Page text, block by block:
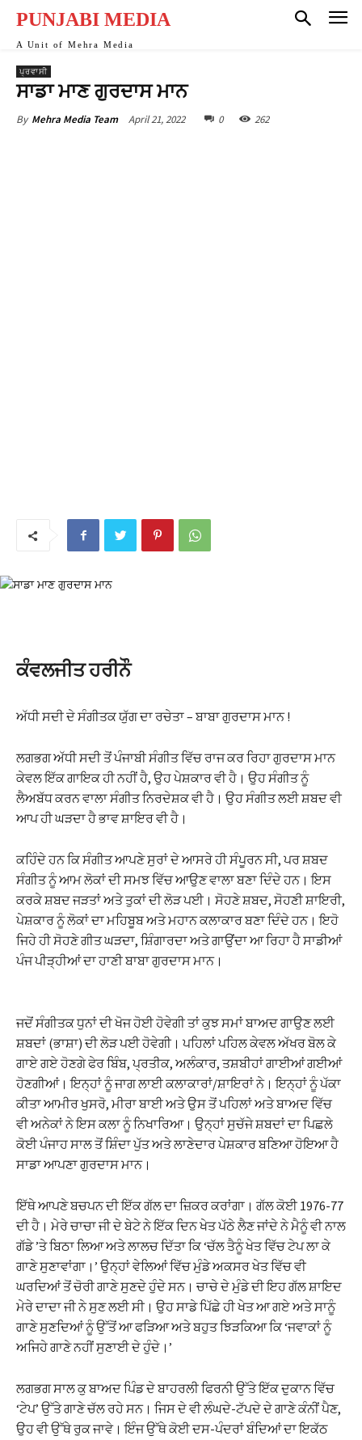
PUNJABI MEDIA
A Unit of Mehra Media
ਪ੍ਰਵਾਸੀ
ਸਾਡਾ ਮਾਣ ਗੁਰਦਾਸ ਮਾਨ
By Mehra Media Team April 21, 2022 0 262
ਕੰਵਲਜੀਤ ਹਰੀਨੌ
ਅੱਧੀ ਸਦੀ ਦੇ ਸੰਗੀਤਕ ਯੁੱਗ ਦਾ ਰਚੇਤਾ – ਬਾਬਾ ਗੁਰਦਾਸ ਮਾਨ !
ਲਗਭਗ ਅੱਧੀ ਸਦੀ ਤੋਂ ਪੰਜਾਬੀ ਸੰਗੀਤ ਵਿੱਚ ਰਾਜ ਕਰ ਰਿਹਾ ਗੁਰਦਾਸ ਮਾਨ
ਕੇਵਲ ਇੱਕ ਗਾਇਕ ਹੀ ਨਹੀਂ ਹੈ, ਉਹ ਪੇਸ਼ਕਾਰ ਵੀ ਹੈ। ਉਹ ਸੰਗੀਤ ਨੂੰ
ਲੈਅਬੱਧ ਕਰਨ ਵਾਲਾ ਸੰਗੀਤ ਨਿਰਦੇਸ਼ਕ ਵੀ ਹੈ। ਉਹ ਸੰਗੀਤ ਲਈ ਸ਼ਬਦ ਵੀ
ਆਪ ਹੀ ਘੜਦਾ ਹੈ ਭਾਵ ਸ਼ਾਇਰ ਵੀ ਹੈ।
ਕਹਿੰਦੇ ਹਨ ਕਿ ਸੰਗੀਤ ਆਪਣੇ ਸੁਰਾਂ ਦੇ ਆਸਰੇ ਹੀ ਸੰਪੂਰਨ ਸੀ, ਪਰ ਸ਼ਬਦ
ਸੰਗੀਤ ਨੂੰ ਆਮ ਲੋਕਾਂ ਦੀ ਸਮਝ ਵਿੱਚ ਆਉਣ ਵਾਲਾ ਬਣਾ ਦਿੰਦੇ ਹਨ। ਇਸ
ਕਰਕੇ ਸ਼ਬਦ ਜੜਤਾਂ ਅਤੇ ਤੁਕਾਂ ਦੀ ਲੋੜ ਪਈ। ਸੋਹਣੇ ਸ਼ਬਦ, ਸੋਹਣੀ ਸ਼ਾਇਰੀ,
ਪੇਸ਼ਕਾਰ ਨੂੰ ਲੋਕਾਂ ਦਾ ਮਹਿਬੂਬ ਅਤੇ ਮਹਾਨ ਕਲਾਕਾਰ ਬਣਾ ਦਿੰਦੇ ਹਨ। ਇਹੋ
ਜਿਹੇ ਹੀ ਸੋਹਣੇ ਗੀਤ ਘੜਦਾ, ਸ਼ਿੰਗਾਰਦਾ ਅਤੇ ਗਾਉਂਦਾ ਆ ਰਿਹਾ ਹੈ ਸਾਡੀਆਂ
ਪੰਜ ਪੀੜ੍ਹੀਆਂ ਦਾ ਹਾਣੀ ਬਾਬਾ ਗੁਰਦਾਸ ਮਾਨ।
ਜਦੋਂ ਸੰਗੀਤਕ ਧੁਨਾਂ ਦੀ ਖੋਜ ਹੋਈ ਹੋਵੇਗੀ ਤਾਂ ਕੁਝ ਸਮਾਂ ਬਾਅਦ ਗਾਉਣ ਲਈ
ਸ਼ਬਦਾਂ (ਭਾਸ਼ਾ) ਦੀ ਲੋੜ ਪਈ ਹੋਵੇਗੀ। ਪਹਿਲਾਂ ਪਹਿਲ ਕੇਵਲ ਅੱਖਰ ਬੋਲ ਕੇ
ਗਾਏ ਗਏ ਹੋਣਗੇ ਫੇਰ ਬਿੰਬ, ਪ੍ਰਤੀਕ, ਅਲੰਕਾਰ, ਤਸ਼ਬੀਹਾਂ ਗਾਈਆਂ ਗਈਆਂ
ਹੋਣਗੀਆਂ। ਇਨ੍ਹਾਂ ਨੂੰ ਜਾਗ ਲਾਈ ਕਲਾਕਾਰਾਂ/ਸ਼ਾਇਰਾਂ ਨੇ। ਇਨ੍ਹਾਂ ਨੂੰ ਪੱਕਾ
ਕੀਤਾ ਆਮੀਰ ਖੁਸਰੋ, ਮੀਰਾ ਬਾਈ ਅਤੇ ਉਸ ਤੋਂ ਪਹਿਲਾਂ ਅਤੇ ਬਾਅਦ ਵਿੱਚ
ਵੀ ਅਨੇਕਾਂ ਨੇ ਇਸ ਕਲਾ ਨੂੰ ਨਿਖਾਰਿਆ। ਉਨ੍ਹਾਂ ਸੁਚੱਜੇ ਸ਼ਬਦਾਂ ਦਾ ਪਿਛਲੇ
ਕੋਈ ਪੰਜਾਹ ਸਾਲ ਤੋਂ ਸ਼ਿੰਦਾ ਪੁੱਤ ਅਤੇ ਲਾਣੇਦਾਰ ਪੇਸ਼ਕਾਰ ਬਣਿਆ ਹੋਇਆ ਹੈ
ਸਾਡਾ ਆਪਣਾ ਗੁਰਦਾਸ ਮਾਨ।
ਇੱਥੇ ਆਪਣੇ ਬਚਪਨ ਦੀ ਇੱਕ ਗੱਲ ਦਾ ਜ਼ਿਕਰ ਕਰਾਂਗਾ। ਗੱਲ ਕੋਈ 1976-77
ਦੀ ਹੈ। ਮੇਰੇ ਚਾਚਾ ਜੀ ਦੇ ਬੇਟੇ ਨੇ ਇੱਕ ਦਿਨ ਖੇਤ ਪੱਠੇ ਲੈਣ ਜਾਂਦੇ ਨੇ ਮੈਨੂੰ ਵੀ ਨਾਲ
ਗੱਡੇ ’ਤੇ ਬਿਠਾ ਲਿਆ ਅਤੇ ਲਾਲਚ ਦਿੱਤਾ ਕਿ ‘ਚੱਲ ਤੈਨੂੰ ਖੇਤ ਵਿੱਚ ਟੇਪ ਲਾ ਕੇ
ਗਾਣੇ ਸੁਣਾਵਾਂਗਾ।’ ਉਨ੍ਹਾਂ ਵੇਲਿਆਂ ਵਿੱਚ ਮੁੰਡੇ ਅਕਸਰ ਖੇਤ ਵਿੱਚ ਵੀ
ਘਰਦਿਆਂ ਤੋਂ ਚੋਰੀ ਗਾਣੇ ਸੁਣਦੇ ਹੁੰਦੇ ਸਨ। ਚਾਚੇ ਦੇ ਮੁੰਡੇ ਦੀ ਇਹ ਗੱਲ ਸ਼ਾਇਦ
ਮੇਰੇ ਦਾਦਾ ਜੀ ਨੇ ਸੁਣ ਲਈ ਸੀ। ਉਹ ਸਾਡੇ ਪਿੱਛੇ ਹੀ ਖੇਤ ਆ ਗਏ ਅਤੇ ਸਾਨੂੰ
ਗਾਣੇ ਸੁਣਦਿਆਂ ਨੂੰ ਉੱਤੋਂ ਆ ਫੜਿਆ ਅਤੇ ਬਹੁਤ ਝਿੜਕਿਆ ਕਿ ‘ਜਵਾਕਾਂ ਨੂੰ
ਅਜਿਹੇ ਗਾਣੇ ਨਹੀਂ ਸੁਣਾਈ ਦੇ ਹੁੰਦੇ।’
ਲਗਭਗ ਸਾਲ ਕੁ ਬਾਅਦ ਪਿੰਡ ਦੇ ਬਾਹਰਲੀ ਫਿਰਨੀ ਉੱਤੇ ਇੱਕ ਦੁਕਾਨ ਵਿੱਚ
‘ਟੇਪ’ ਉੱਤੇ ਗਾਣੇ ਚੱਲ ਰਹੇ ਸਨ। ਜਿਸ ਦੇ ਵੀ ਲੰਘਦੇ-ਟੱਪਦੇ ਦੇ ਗਾਣੇ ਕੰਨੀਂ ਪੈਣ,
ਉਹ ਵੀ ਉੱਥੇ ਰੁਕ ਜਾਵੇ। ਇੰਜ ਉੱਥੇ ਕੋਈ ਦਸ-ਪੰਦਰਾਂ ਬੰਦਿਆਂ ਦਾ ਇਕੱਠ